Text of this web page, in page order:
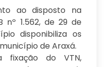
disposto na
nº 1.562, de 29 de
disponibiliza os
de Araxá.
fixação do VTN,